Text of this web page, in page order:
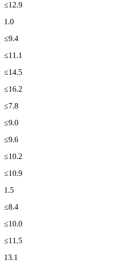
≤12.9
1.0
≤9.4
≤11.1
≤14.5
≤16.2
≤7.8
≤9.0
≤9.6
≤10.2
≤10.9
1.5
≤8.4
≤10.0
≤11.5
13.1